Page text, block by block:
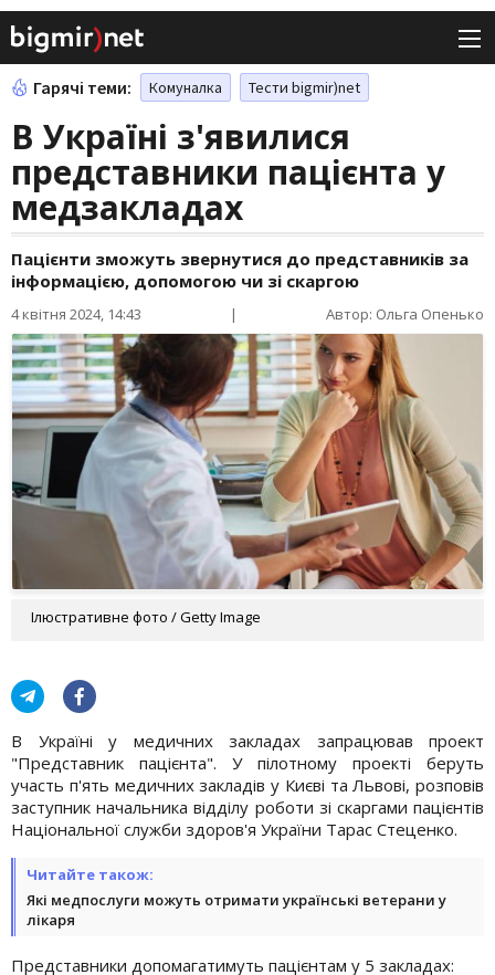
Гарячі теми: Комуналка Тести bigmir)net
В Україні з'явилися
представники пацієнта у
медзакладах
Пацієнти зможуть звернутися до представників за
інформацією, допомогою чи зі скаргою
4 квітня 2024, 14:43 | Автор: Ольга Опенько
Ілюстративне фото / Getty Image
В Україні у медичних закладах запрацював проект
"Представник пацієнта". У пілотному проекті беруть
участь п'ять медичних закладів у Києві та Львові, розповів
заступник начальника відділу роботи зі скаргами пацієнтів
Національної служби здоров'я України Тарас Стеценко.
Читайте також:
Які медпослуги можуть отримати українські ветерани у
лікаря
Представники допомагатимуть пацієнтам у 5 закладах: